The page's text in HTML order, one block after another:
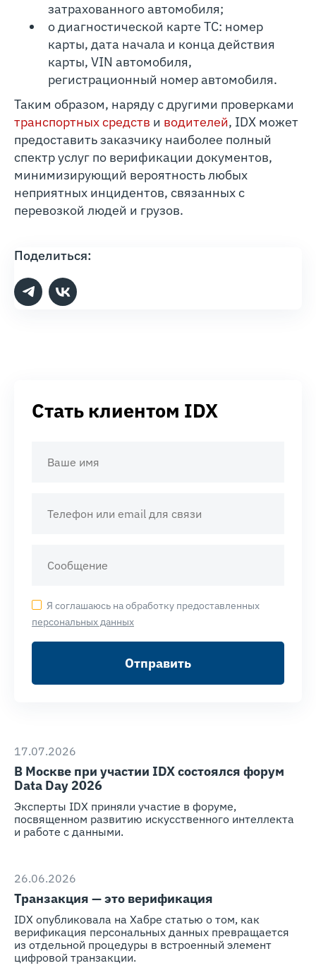
затрахованного автомобиля;
о диагностической карте ТС: номер
карты, дата начала и конца действия
карты, VIN автомобиля,
регистрационный номер автомобиля.
Таким образом, наряду с другими проверками
транспортных средств и водителей, IDX может
предоставить заказчику наиболее полный
спектр услуг по верификации документов,
минимизирующий вероятность любых
неприятных инцидентов, связанных с
перевозкой людей и грузов.
Поделиться:
Стать клиентом IDX
Я соглашаюсь на обработку предоставленных
персональных данных
Отправить
17.07.2026
В Москве при участии IDX состоялся форум
Data Day 2026
Эксперты IDX приняли участие в форуме,
посвященном развитию искусственного интеллекта
и работе с данными.
26.06.2026
Транзакция — это верификация
IDX опубликовала на Хабре статью о том, как
верификация персональных данных превращается
из отдельной процедуры в встроенный элемент
цифровой транзакции.